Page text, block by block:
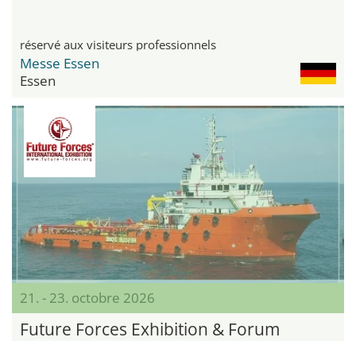
réservé aux visiteurs professionnels
Messe Essen
Essen
21. - 23. octobre 2026
Future Forces Exhibition & Forum